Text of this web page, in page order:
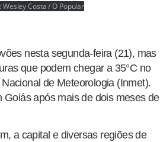
Costa / O Popular
nesta segunda-feira (21), mas
que podem chegar a 35°C no
de Meteorologia (Inmet).
após mais de dois meses de
a capital e diversas regiões de